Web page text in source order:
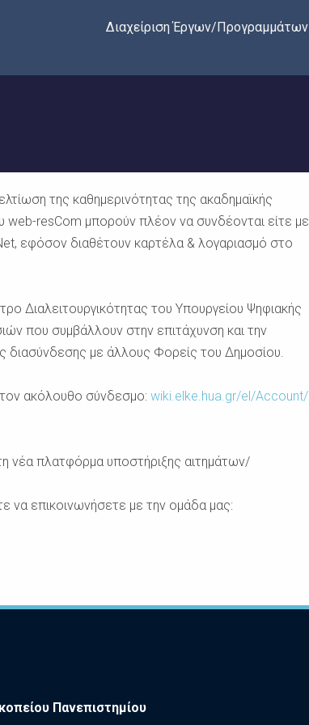
Διαχείριση Έργων/Προγραμμάτων
της καθημερινότητας της ακαδημαϊκής
web-resCom μπορούν πλέον να συνδέονται είτε με
εφόσον διαθέτουν καρτέλα & λογαριασμό στο
Διαλειτουργικότητας του Υπουργείου Ψηφιακής
που συμβάλλουν στην επιτάχυνση και την
με άλλους Φορείς του Δημοσίου.
ακόλουθο σύνδεσμο: wiki.elke.hua.gr/el/Account/
νέα πλατφόρμα υποστήριξης αιτημάτων/
να επικοινωνήσετε με την ομάδα μας:
Πανεπιστημίου